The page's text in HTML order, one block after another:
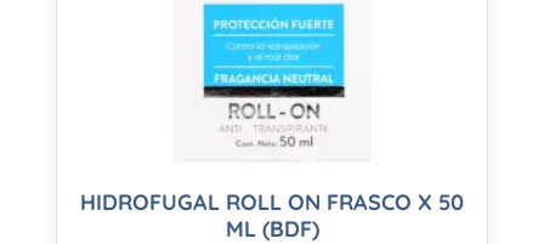
HIDROFUGAL ROLL ON FRASCO X 50
ML (BDF)